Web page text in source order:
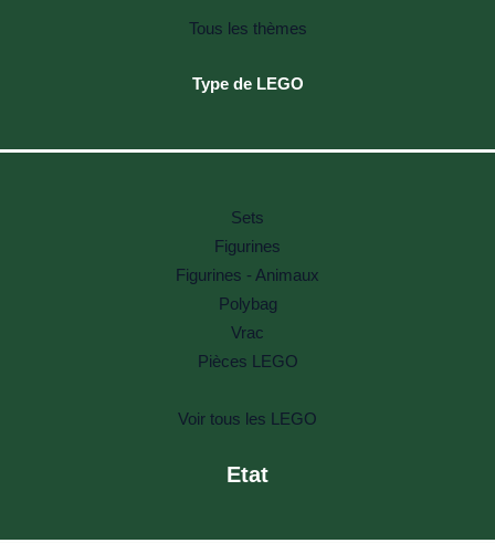
Tous les thèmes
Type de LEGO
Sets
Figurines
Figurines - Animaux
Polybag
Vrac
Pièces LEGO
Voir tous les LEGO
Etat